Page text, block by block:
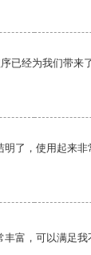
已经为我们带来
明了，使用起来
富，可以满足我